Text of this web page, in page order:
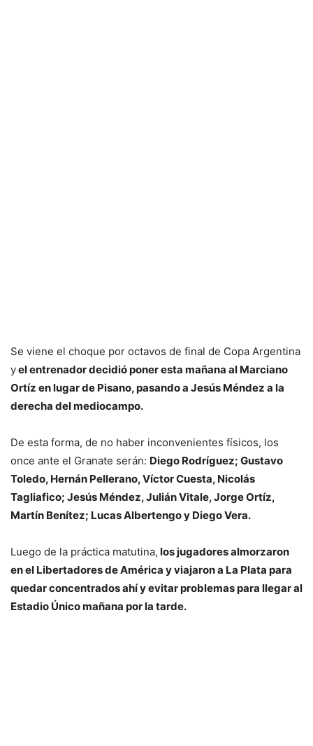
Se viene el choque por octavos de final de Copa Argentina
yel entrenador decidió poner esta mañana al Marciano
Ortíz en lugar de Pisano, pasando a Jesús Méndez a la
derecha del mediocampo.
De esta forma, de no haber inconvenientes físicos, los
once ante el Granate serán: Diego Rodríguez; Gustavo
Toledo, Hernán Pellerano, Víctor Cuesta, Nicolás
Tagliafico; Jesús Méndez, Julián Vitale, Jorge Ortíz,
Martín Benítez; Lucas Albertengo y Diego Vera.
Luego de la práctica matutina, los jugadores almorzaron
en el Libertadores de América y viajaron a La Plata para
quedar concentrados ahí y evitar problemas para llegar al
Estadio Único mañana por la tarde.